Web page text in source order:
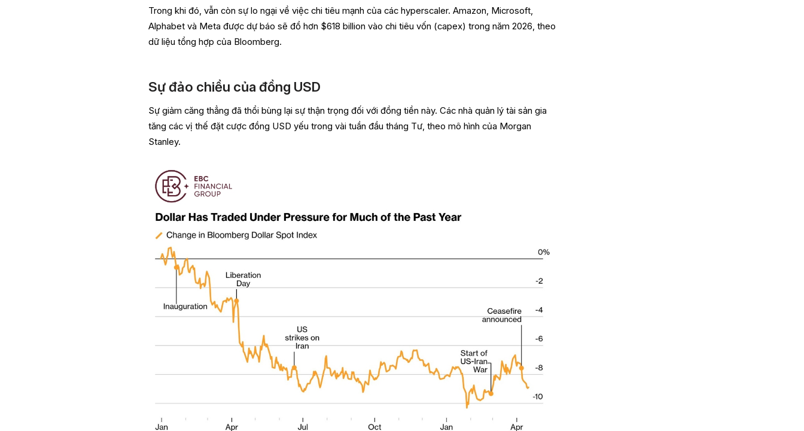
Trong khi đó, vẫn còn sự lo ngại về việc chi tiêu mạnh của các hyperscaler. Amazon, Microsoft,
Alphabet và Meta được dự báo sẽ đổ hơn $618 billion vào chi tiêu vốn (capex) trong năm 2026, theo
dữ liệu tổng hợp của Bloomberg.
Sự đảo chiều của đồng USD
Sự giảm căng thẳng đã thổi bùng lại sự thận trọng đối với đồng tiền này. Các nhà quản lý tài sản gia
tăng các vị thế đặt cược đồng USD yếu trong vài tuần đầu tháng Tư, theo mô hình của Morgan
Stanley.